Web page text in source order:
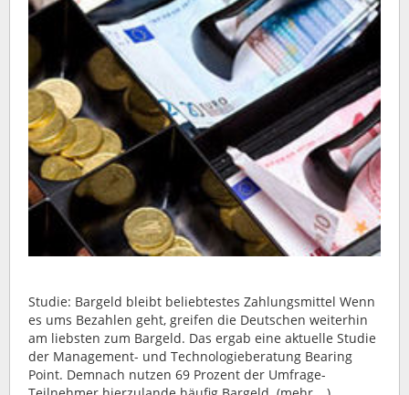
Studie: Bargeld bleibt beliebtestes Zahlungsmittel Wenn
es ums Bezahlen geht, greifen die Deutschen weiterhin
am liebsten zum Bargeld. Das ergab eine aktuelle Studie
der Management- und Technologieberatung Bearing
Point. Demnach nutzen 69 Prozent der Umfrage-